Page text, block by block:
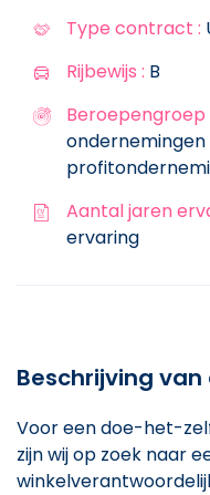
Type contract :
Rijbewijs : B
Beroepengroep
Aantal jaren
ervaring
Beschrijving
Voor een doe-het-
zijn wij op zoek naar